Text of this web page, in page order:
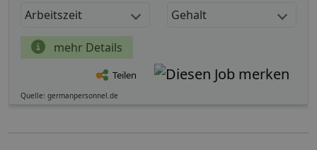
Arbeitszeit Gehalt
mehr Details
Teilen
Quelle: germanpersonnel.de